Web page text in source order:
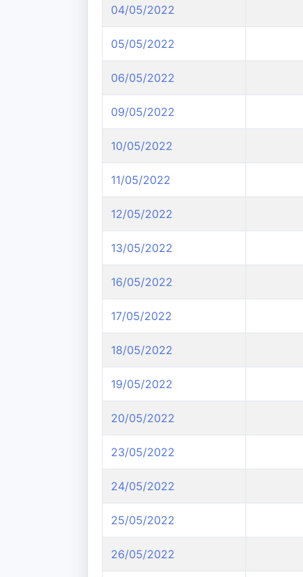
04/05/2022
05/05/2022
06/05/2022
09/05/2022
10/05/2022
11/05/2022
12/05/2022
13/05/2022
16/05/2022
17/05/2022
18/05/2022
19/05/2022
20/05/2022
23/05/2022
24/05/2022
25/05/2022
26/05/2022